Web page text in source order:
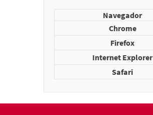
Navegador
Chrome
Firefox
Internet Explorer
Safari